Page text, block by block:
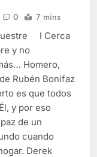
0 7 mins
I Cerca
y no
Homero,
Rubén Bonifaz
es que todos
y por eso
de un
cuando
Derek